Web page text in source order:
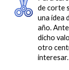
de corte
una idea
año.
dicho
otro
interesar.